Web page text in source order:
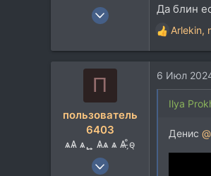
6 Июн 2015
113
Да блин
Р
е
к
ц
Arlekin,
П
пользователь
6403
ѧѦ ѧ ̢ ̱ ̧̱ Ѧѧ ѧ Ѧ ̵̗̊o̵̖
19 Июн 2006
6 Июл
Ilya
Денис